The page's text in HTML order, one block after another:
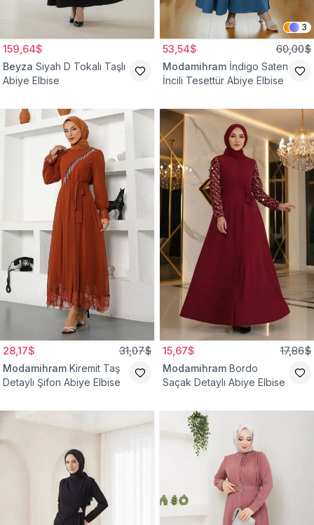
159,64$
Beyza Siyah D Tokalı Taşlı
Abiye Elbise
3
53,54$ 60,00$
Modamihram İndigo Saten
İncili Tesettür Abiye Elbise
28,17$ 31,07$
Modamihram Kiremit Taş
Detaylı Şifon Abiye Elbise
15,67$ 17,86$
Modamihram Bordo
Saçak Detaylı Abiye Elbise